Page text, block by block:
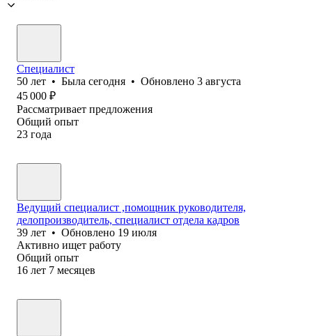
Специалист
50 лет • Была сегодня • Обновлено 3 августа
45 000 ₽
Рассматривает предложения
Общий опыт
23 года
Ведущий специалист ,помощник руководителя,
делопроизводитель, специалист отдела кадров
39 лет • Обновлено 19 июля
Активно ищет работу
Общий опыт
16 лет 7 месяцев